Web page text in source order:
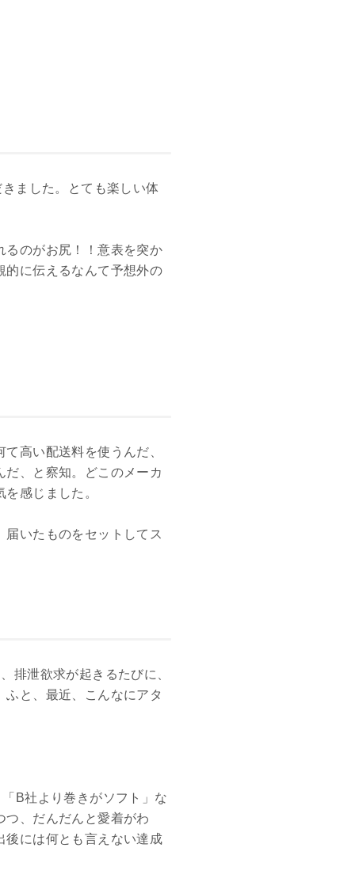
ました。とても楽しい体
るのがお尻！！意表を突か
的に伝えるなんて予想外の
高い配送料を使うんだ、
、と察知。どこのメーカ
感じました。
いたものをセットしてス
排泄欲求が起きるたびに、
と、最近、こんなにアタ
B社より巻きがソフト」な
つ、だんだんと愛着がわ
後には何とも言えない達成